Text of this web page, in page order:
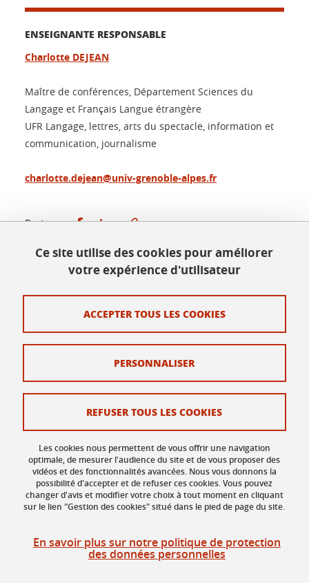
ENSEIGNANTE RESPONSABLE
Charlotte DEJEAN
Maître de conférences, Département Sciences du
Langage et Français Langue étrangère
UFR Langage, lettres, arts du spectacle, information et
communication, journalisme
charlotte.dejean@univ-grenoble-alpes.fr
Partager Partager sur Facebook
Partager sur LinkedIn
Publié le 28 mai 2019
Plan du site
Mentions légales
Données personnelles
Crédits
Gestion des cookies
Ce site utilise des cookies pour améliorer
votre expérience d'utilisateur
Les cookies nous permettent de vous offrir une navigation
optimale, de mesurer l'audience du site et de vous proposer des
vidéos et des fonctionnalités avancées. Nous vous donnons la
possibilité d'accepter et de refuser ces cookies. Vous pouvez
changer d'avis et modifier votre choix à tout moment en cliquant
sur le lien "Gestion des cookies" situé dans le pied de page du site.
En savoir plus sur notre politique de protection
des données personnelles
ACCEPTER TOUS LES COOKIES
REFUSER TOUS LES COOKIES
PERSONNALISER